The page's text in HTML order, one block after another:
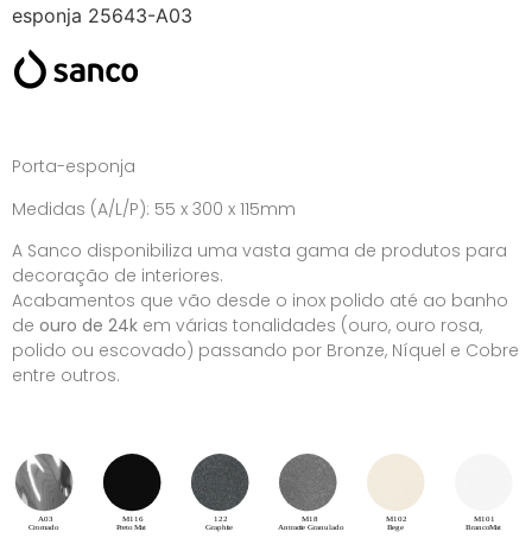
esponja 25643-A03
Porta-esponja
Medidas (A/L/P): 55 x 300 x 115mm
A Sanco disponibiliza uma vasta gama de produtos para
decoração de interiores.
Acabamentos que vão desde o inox polido até ao banho
de ouro de 24k em várias tonalidades (ouro, ouro rosa,
polido ou escovado) passando por Bronze, Níquel e Cobre
entre outros.